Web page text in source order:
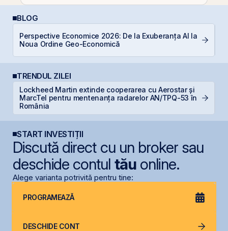
BLOG
Perspective Economice 2026: De la Exuberanța AI la
Noua Ordine Geo-Economică
TRENDUL ZILEI
Lockheed Martin extinde cooperarea cu Aerostar și
MarcTel pentru mentenanța radarelor AN/TPQ-53 în
România
START INVESTIȚII
Discută direct cu un broker sau
deschide contul tăuonline.
Alege varianta potrivită pentru tine:
PROGRAMEAZĂ
DESCHIDE CONT